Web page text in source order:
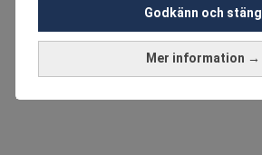
Mer information →
Godkänn och stäng